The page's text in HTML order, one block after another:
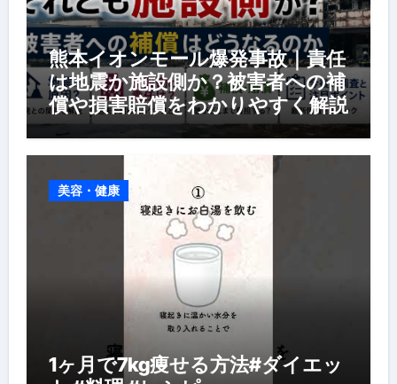
熊本イオンモール爆発事故｜責任
は地震か施設側か？被害者への補
償や損害賠償をわかりやすく解説
美容・健康
1ヶ月で7kg痩せる方法#ダイエッ